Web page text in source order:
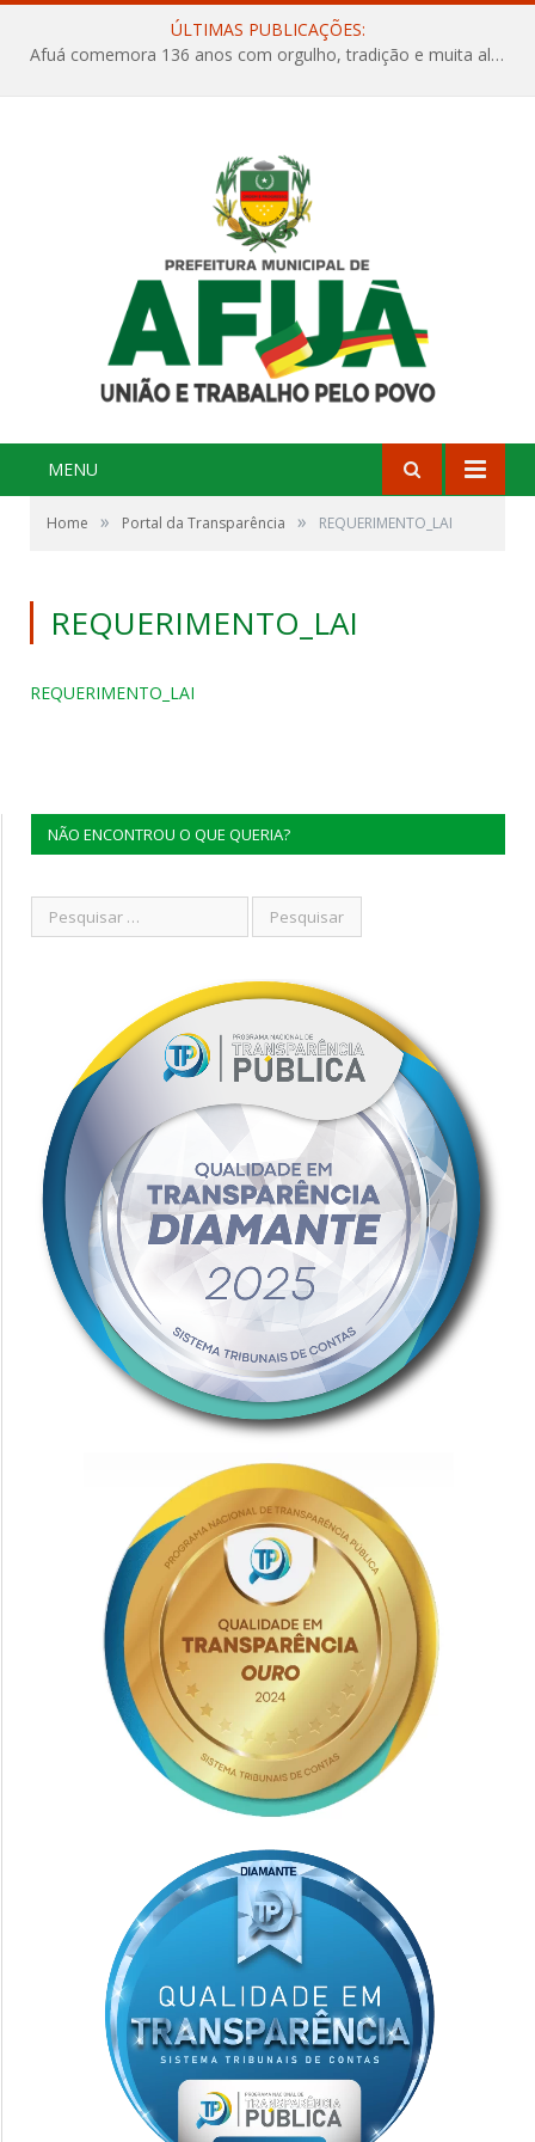
ÚLTIMAS PUBLICAÇÕES:
Afuá comemora 136 anos com orgulho, tradição e muita alegria na Quadra Dr. Nelson Salomão
MENU
Home » Portal da Transparência » REQUERIMENTO_LAI
REQUERIMENTO_LAI
REQUERIMENTO_LAI
NÃO ENCONTROU O QUE QUERIA?